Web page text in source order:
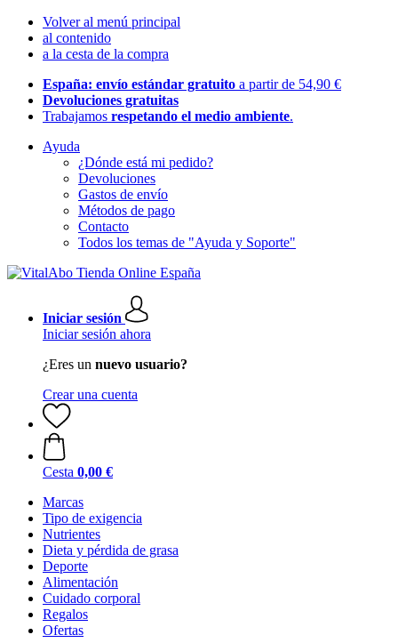
Volver al menú principal
al contenido
a la cesta de la compra
España: envío estándar gratuito a partir de 54,90 €
Devoluciones gratuitas
Trabajamos respetando el medio ambiente.
Ayuda
¿Dónde está mi pedido?
Devoluciones
Gastos de envío
Métodos de pago
Contacto
Todos los temas de "Ayuda y Soporte"
Iniciar sesión
Iniciar sesión ahora
¿Eres un nuevo usuario?
Crear una cuenta
Cesta 0,00 €
Marcas
Tipo de exigencia
Nutrientes
Dieta y pérdida de grasa
Deporte
Alimentación
Cuidado corporal
Regalos
Ofertas